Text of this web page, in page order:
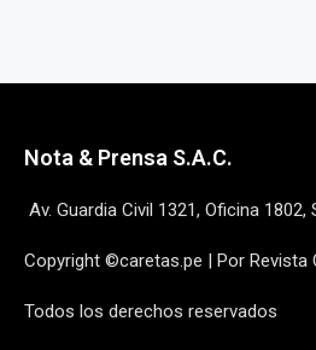
Nota & Prensa S.A.C.
Av. Guardia Civil 1321, Oficina
Copyright ©caretas.pe | Por Revista
Todos los derechos reservados